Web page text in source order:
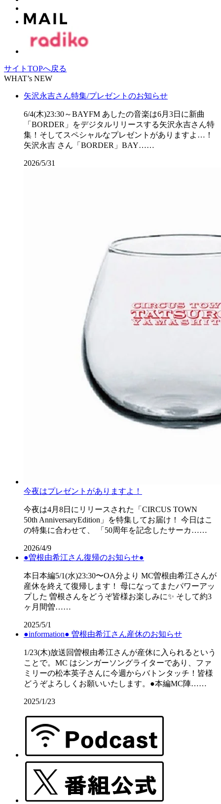
サイトTOPへ戻る
WHAT’s NEW
矢沢永吉さん特集/プレゼントのお知らせ
6/4(木)23:30～BAYFM あしたの音楽は6月3日に新曲
「BORDER」をデジタルリリースする矢沢永吉さん特
集！そしてスペシャルなプレゼントがありますよ…！
矢沢永吉 さん「BORDER」BAY……
2026/5/31
今夜はプレゼントがありますよ！
今夜は4月8日にリリースされた「CIRCUS TOWN
50th AnniversaryEdition」を特集してお届け！ 今日はこ
の特集に合わせて、 「50周年を記念したサーカ……
2026/4/9
●曽根由希江さん復帰のお知らせ●
本日本編5/1(水)23:30〜OA分より MC曽根由希江さんが
産休を終えて復帰します！ 母になってまたパワーアッ
プした 曽根さんをどうぞ皆様お楽しみに✨ そして約3
ヶ月間曽……
2025/5/1
●information● 曽根由希江さん産休のお知らせ
1/23(木)放送回曽根由希江さんが産休に入られるという
ことで。MC はシンガーソングライターであり、ファ
ミリーの松本英子さんに今週からバトンタッチ！皆様
どうぞよろしくお願いいたします。●本編MC陣……
2025/1/23